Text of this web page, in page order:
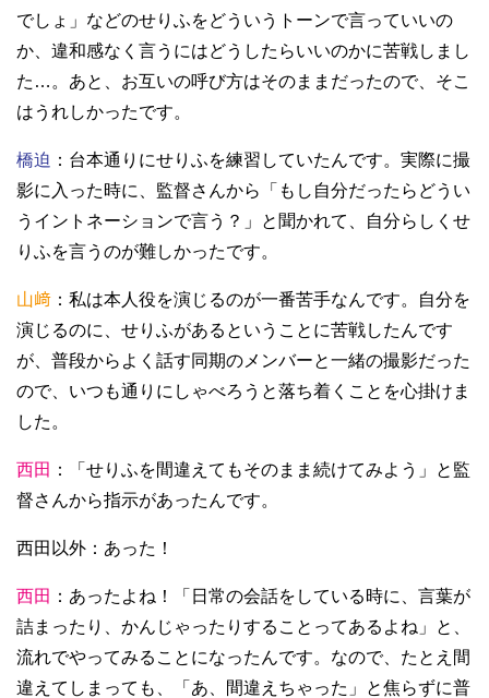
でしょ」などのせりふをどういうトーンで言っていいの
か、違和感なく言うにはどうしたらいいのかに苦戦しまし
た…。あと、お互いの呼び方はそのままだったので、そこ
はうれしかったです。
橋迫 ：台本通りにせりふを練習していたんです。実際に撮
影に入った時に、監督さんから「もし自分だったらどうい
うイントネーションで言う？」と聞かれて、自分らしくせ
りふを言うのが難しかったです。
山﨑 ：私は本人役を演じるのが一番苦手なんです。自分を
演じるのに、せりふがあるということに苦戦したんです
が、普段からよく話す同期のメンバーと一緒の撮影だった
ので、いつも通りにしゃべろうと落ち着くことを心掛けま
した。
西田 ：「せりふを間違えてもそのまま続けてみよう」と監
督さんから指示があったんです。
西田以外：あった！
西田 ：あったよね！「日常の会話をしている時に、言葉が
詰まったり、かんじゃったりすることってあるよね」と、
流れでやってみることになったんです。なので、たとえ間
違えてしまっても、「あ、間違えちゃった」と焦らずに普